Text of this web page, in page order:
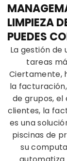
LIMPIEZA
PUEDES
La gestión de
tareas
Ciertamente,
la
de grupos,
clientes, la
es una
piscinas de
su